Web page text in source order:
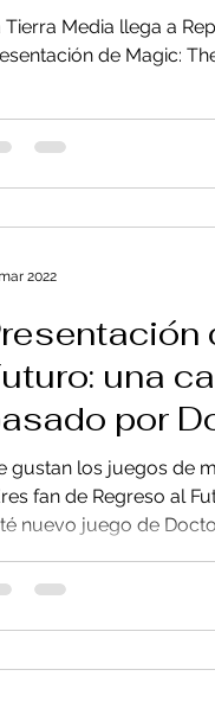
Tierra Media llega a
de Magic:
una
por
gustan los juegos de
fan de Regreso al Futuro? Descubre
nuevo juego de
2022